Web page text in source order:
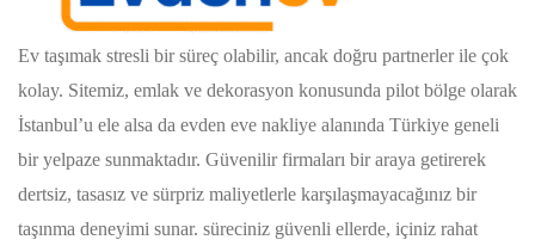
Ev taşımak stresli bir süreç olabilir, ancak doğru partnerler ile çok
kolay. Sitemiz, emlak ve dekorasyon konusunda pilot bölge olarak
İstanbul’u ele alsa da evden eve nakliye alanında Türkiye geneli
bir yelpaze sunmaktadır. Güvenilir firmaları bir araya getirerek
dertsiz, tasasız ve sürpriz maliyetlerle karşılaşmayacağınız bir
taşınma deneyimi sunar. süreciniz güvenli ellerde, içiniz rahat